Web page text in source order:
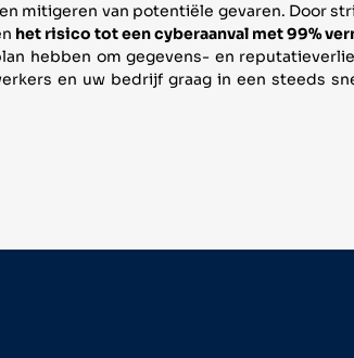
mitigeren van potentiële gevaren. Door
het risico tot een cyberaanval met 99%
hebben om gegevens- en
en uw bedrijf graag in een steeds